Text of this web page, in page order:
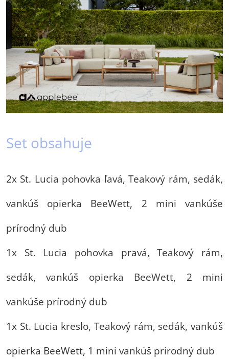
Set obsahuje
2x St. Lucia pohovka ľavá, Teakový rám, sedák,
vankúš opierka BeeWett, 2 mini vankúše
prírodný dub
1x St. Lucia pohovka pravá, Teakový rám,
sedák, vankúš opierka BeeWett, 2 mini
vankúše prírodný dub
1x St. Lucia kreslo, Teakový rám, sedák, vankúš
opierka BeeWett, 1 mini vankúš prírodný dub